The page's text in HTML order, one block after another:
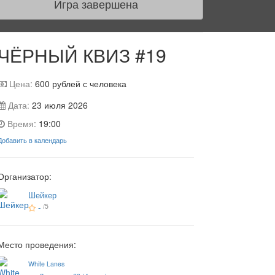
Игра завершена
КВИЗ #19
Цена: 600 рублей с человека
Дата: 23 июля 2026
Время: 19:00
в календарь
Шейкер
- /5
проведения:
White Lanes